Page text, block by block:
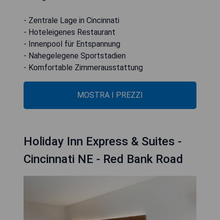
- Zentrale Lage in Cincinnati
- Hoteleigenes Restaurant
- Innenpool für Entspannung
- Nahegelegene Sportstadien
- Komfortable Zimmerausstattung
MOSTRA I PREZZI
Holiday Inn Express & Suites -
Cincinnati NE - Red Bank Road